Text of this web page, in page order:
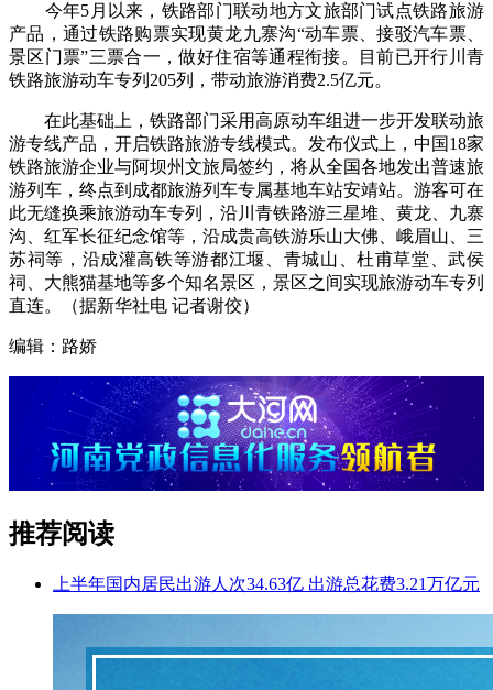
今年5月以来，铁路部门联动地方文旅部门试点铁路旅游
产品，通过铁路购票实现黄龙九寨沟“动车票、接驳汽车票、
景区门票”三票合一，做好住宿等通程衔接。目前已开行川青
铁路旅游动车专列205列，带动旅游消费2.5亿元。
在此基础上，铁路部门采用高原动车组进一步开发联动旅
游专线产品，开启铁路旅游专线模式。发布仪式上，中国18家
铁路旅游企业与阿坝州文旅局签约，将从全国各地发出普速旅
游列车，终点到成都旅游列车专属基地车站安靖站。游客可在
此无缝换乘旅游动车专列，沿川青铁路游三星堆、黄龙、九寨
沟、红军长征纪念馆等，沿成贵高铁游乐山大佛、峨眉山、三
苏祠等，沿成灌高铁等游都江堰、青城山、杜甫草堂、武侯
祠、大熊猫基地等多个知名景区，景区之间实现旅游动车专列
直连。（据新华社电 记者谢佼）
编辑：路娇
推荐阅读
上半年国内居民出游人次34.63亿 出游总花费3.21万亿元